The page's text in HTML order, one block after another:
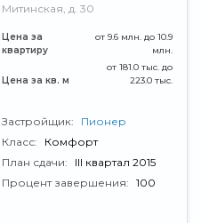
Митинская, д. 30
Цена за
квартиру
от 9.6 млн. до 10.9
млн.
Цена за кв. м
от 181.0 тыс. до
223.0 тыс.
Застройщик:
Пионер
Класс:
Комфорт
План сдачи:
III квартал 2015
Процент завершения: 100